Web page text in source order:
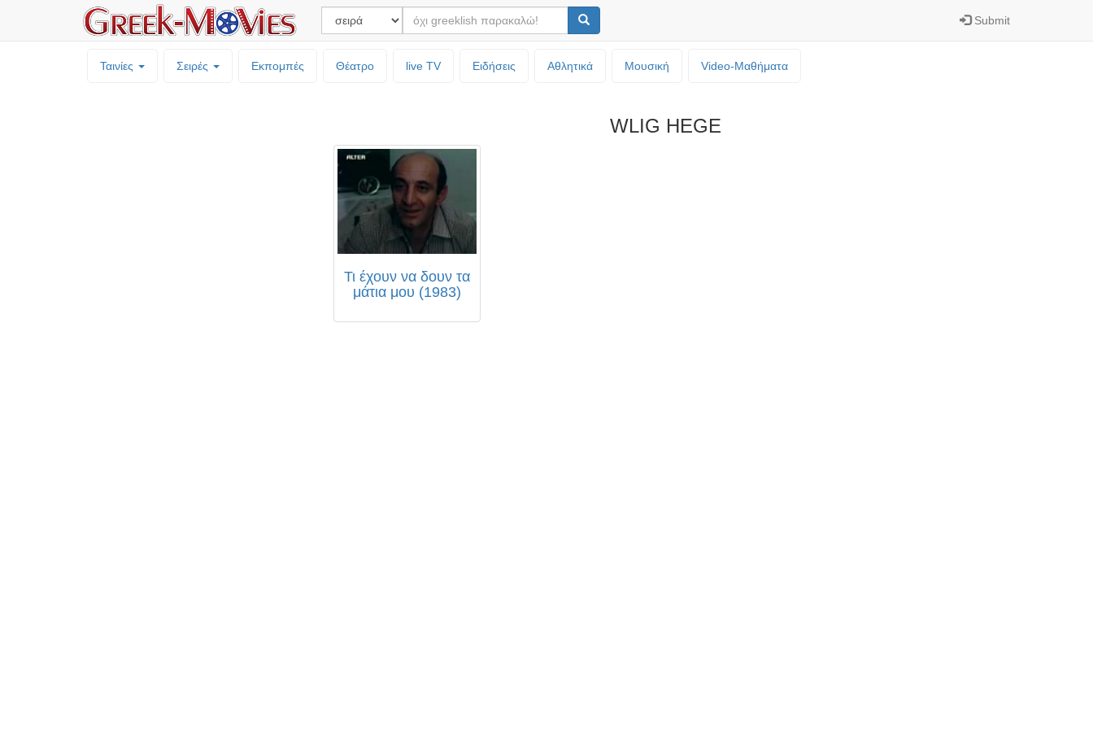
Submit
Ταινίες Σειρές Εκπομπές Θέατρο live TV Ειδήσεις Αθλητικά Μουσική Video-Mαθήματα
WLIG HEGE
Τι έχουν να δουν τα
μάτια μου (1983)